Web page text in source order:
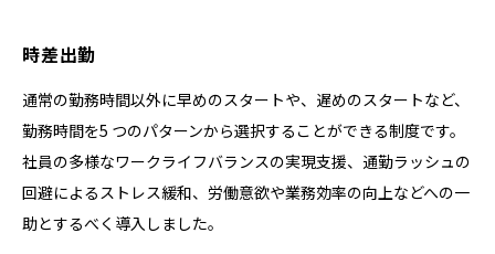
時差出勤
通常の勤務時間以外に早めのスタートや、遅めのスタートなど、
勤務時間を5 つのパターンから選択することができる制度です。
社員の多様なワークライフバランスの実現⽀援、通勤ラッシュの
回避によるストレス緩和、労働意欲や業務効率の向上などへの⼀
助とするべく導⼊しました。